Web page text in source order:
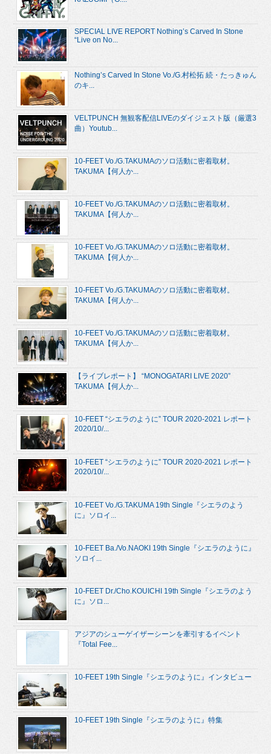
SPECIAL LIVE REPORT Nothing’s Carved In Stone
“Live on No...
Nothing’s Carved In Stone Vo./G.村松拓 続・たっきゅん
のキ...
VELTPUNCH 無観客配信LIVEのダイジェスト版（厳選3
曲）Youtub...
10-FEET Vo./G.TAKUMAのソロ活動に密着取材。
TAKUMA【何人か...
10-FEET Vo./G.TAKUMAのソロ活動に密着取材。
TAKUMA【何人か...
10-FEET Vo./G.TAKUMAのソロ活動に密着取材。
TAKUMA【何人か...
10-FEET Vo./G.TAKUMAのソロ活動に密着取材。
TAKUMA【何人か...
10-FEET Vo./G.TAKUMAのソロ活動に密着取材。
TAKUMA【何人か...
【ライブレポート】 “MONOGATARI LIVE 2020”
TAKUMA【何人か...
10-FEET “シエラのように” TOUR 2020-2021 レポート
2020/10/...
10-FEET “シエラのように” TOUR 2020-2021 レポート
2020/10/...
10-FEET Vo./G.TAKUMA 19th Single『シエラのよう
に』ソロイ...
10-FEET Ba./Vo.NAOKI 19th Single『シエラのように』
ソロイ...
10-FEET Dr./Cho.KOUICHI 19th Single『シエラのよう
に』ソロ...
アジアのシューゲイザーシーンを牽引するイベント
『Total Fee...
10-FEET 19th Single『シエラのように』インタビュー
10-FEET 19th Single『シエラのように』特集